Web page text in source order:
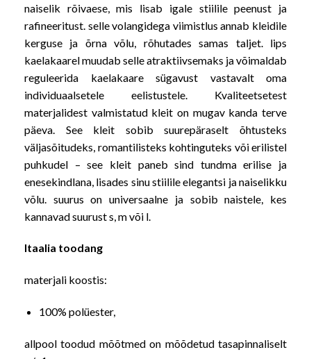
naiselik rõivaese, mis lisab igale stiilile peenust ja
rafineeritust. selle volangidega viimistlus annab kleidile
kerguse ja õrna võlu, rõhutades samas taljet. lips
kaelakaarel muudab selle atraktiivsemaks ja võimaldab
reguleerida kaelakaare sügavust vastavalt oma
individuaalsetele eelistustele. Kvaliteetsetest
materjalidest valmistatud kleit on mugav kanda terve
päeva. See kleit sobib suurepäraselt õhtusteks
väljasõitudeks, romantilisteks kohtinguteks või erilistel
puhkudel – see kleit paneb sind tundma erilise ja
enesekindlana, lisades sinu stiilile elegantsi ja naiselikku
võlu. suurus on universaalne ja sobib naistele, kes
kannavad suurust s, m või l.
Itaalia toodang
materjali koostis:
100% polüester,
allpool toodud mõõtmed on mõõdetud tasapinnaliselt